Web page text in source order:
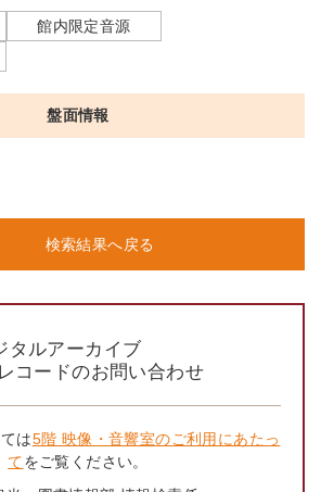
盤面情報
館内限定音源
検索結果へ戻る
タルアーカイブ
コードのお問い合わせ
は5階 映像・音響室のご利用にあたっ
てをご覧ください。